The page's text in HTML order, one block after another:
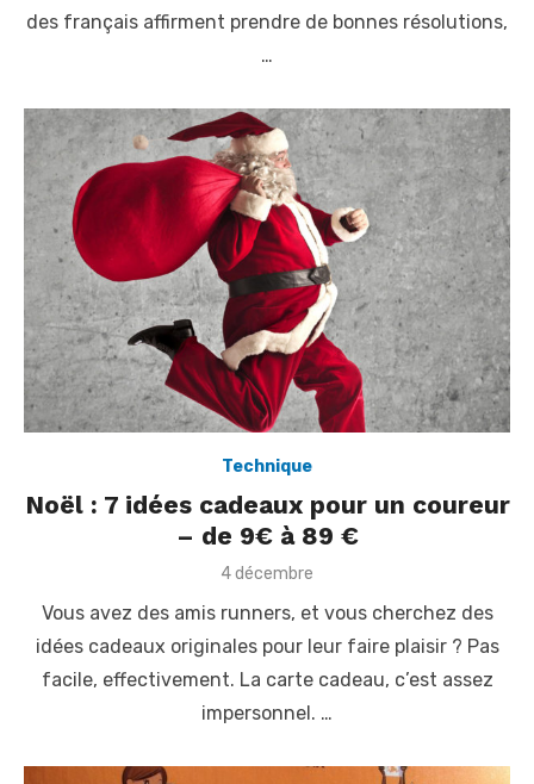
d
des français affirment prendre de bonnes résolutions,
…
Technique
Noël : 7 idées cadeaux pour un coureur
– de 9€ à 89 €
P
s
e
d
n
4 décembre
Vous avez des amis runners, et vous cherchez des
idées cadeaux originales pour leur faire plaisir ? Pas
facile, effectivement. La carte cadeau, c’est assez
impersonnel. …